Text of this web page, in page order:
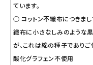
ています。
○ コットン不織布につきまし
織布に小さなしみのような
が、これは綿の種子であり
酸化グラフェン不使用